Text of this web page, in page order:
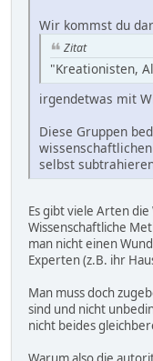
Wir kommst du
Zitat
"Kreationisten,
irgendetwas mit
Diese Gruppen
selbst
Es gibt viele Arten
Wissenschaftliche
man nicht einen
Experten (z.B. ihr
Man muss doch
sind und nicht
nicht beides